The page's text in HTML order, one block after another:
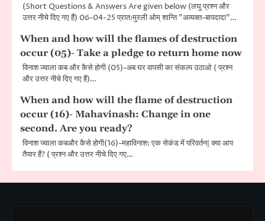
(Short Questions & Answers Are given below (लघु प्रश्न और
उत्तर नीचे दिए गए हैं) 06-04-25 प्रात:मुरली ओम् शान्ति ”अव्यक्त-बापदादा”…
When and how will the flames of destruction
occur (05)- Take a pledge to return home now
विनाश ज्वाला कब और कैसे होगी (05)-अब घर वापसी का संकल्प उठाओ ( प्रश्न
और उत्तर नीचे दिए गए हैं)…
When and how will the flame of destruction
occur (16)- Mahavinash: Change in one
second. Are you ready?
विनाश ज्वाला कबऔर कैसे होगी(16)-महाविनाश: एक सेकंड में परिवर्तन| क्या आप
तैयार हैं? ( प्रश्न और उत्तर नीचे दिए गए…